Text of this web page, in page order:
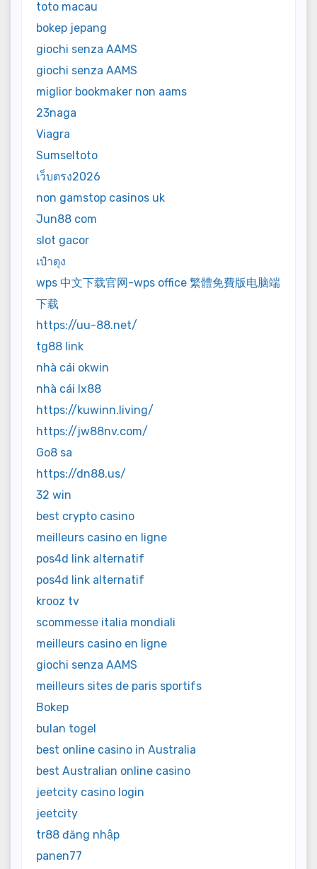
toto macau
bokep jepang
giochi senza AAMS
giochi senza AAMS
miglior bookmaker non aams
23naga
Viagra
Sumseltoto
เว็บตรง2026
non gamstop casinos uk
Jun88 com
slot gacor
เป๋าตุง
wps 中文下载官网-wps office 繁體免費版电脑端
下载
https://uu-88.net/
tg88 link
nhà cái okwin
nhà cái lx88
https://kuwinn.living/
https://jw88nv.com/
Go8 sa
https://dn88.us/
32 win
best crypto casino
meilleurs casino en ligne
pos4d link alternatif
pos4d link alternatif
krooz tv
scommesse italia mondiali
meilleurs casino en ligne
giochi senza AAMS
meilleurs sites de paris sportifs
Bokep
bulan togel
best online casino in Australia
best Australian online casino
jeetcity casino login
jeetcity
tr88 đăng nhập
panen77